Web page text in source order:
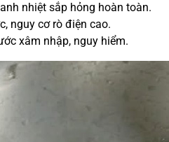
nhiệt sắp hỏng hoàn toàn.
nguy cơ rò điện cao.
xâm nhập, nguy hiểm.